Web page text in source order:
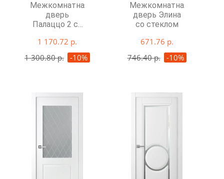
Межкомнатная
дверь
Палаццо 2 со
1 170.72 р.
1 300.80 р. -10%
Межкомнатная
дверь Элина
со стеклом
671.76 р.
746.40 р.
-10%